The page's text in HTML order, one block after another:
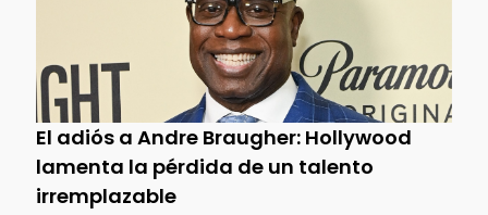
El adiós a Andre Braugher: Hollywood
lamenta la pérdida de un talento
irremplazable